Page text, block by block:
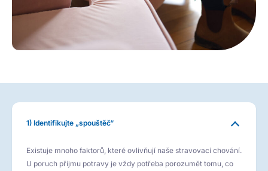
1) Identifikujte „spouštěč“
Existuje mnoho faktorů, které ovlivňují naše stravovací chování.
U poruch příjmu potravy je vždy potřeba porozumět tomu, co